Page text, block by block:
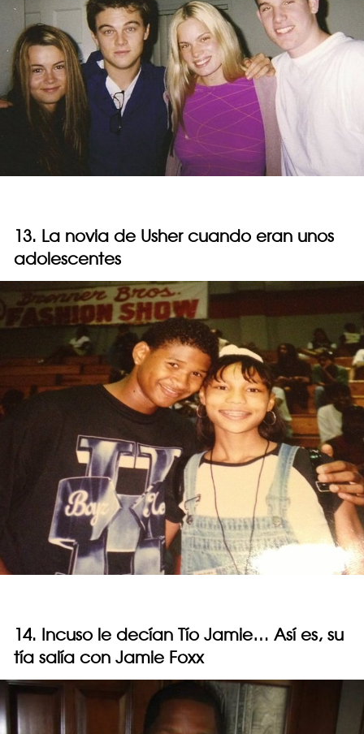
13. La novia de Usher cuando eran unos
adolescentes
14. Incuso le decían Tío Jamie… Así es, su
tía salía con Jamie Foxx